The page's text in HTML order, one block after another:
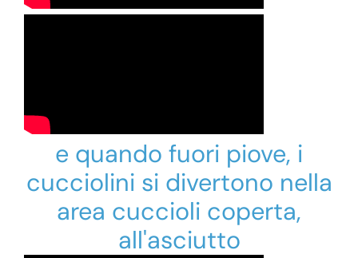
e quando fuori piove, i
cucciolini si divertono nella
area cuccioli coperta,
all'asciutto